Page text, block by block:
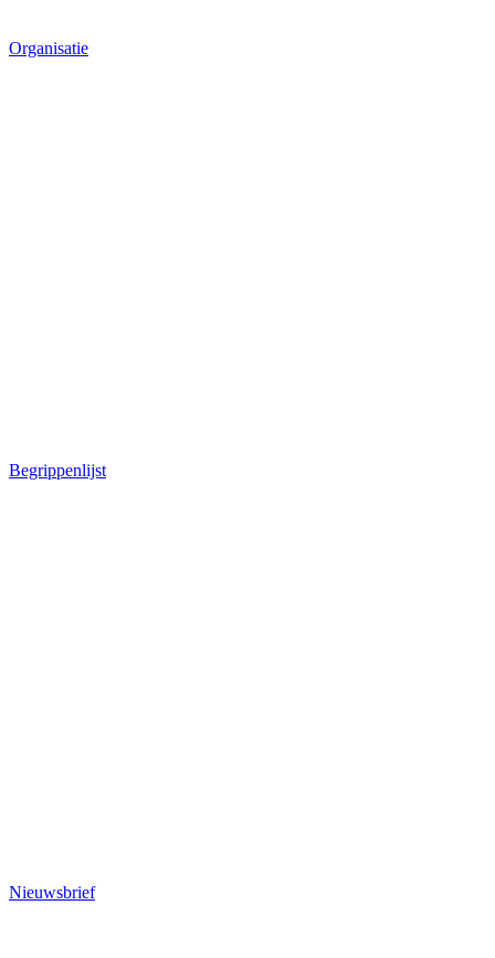
Organisatie
Begrippenlijst
Nieuwsbrief